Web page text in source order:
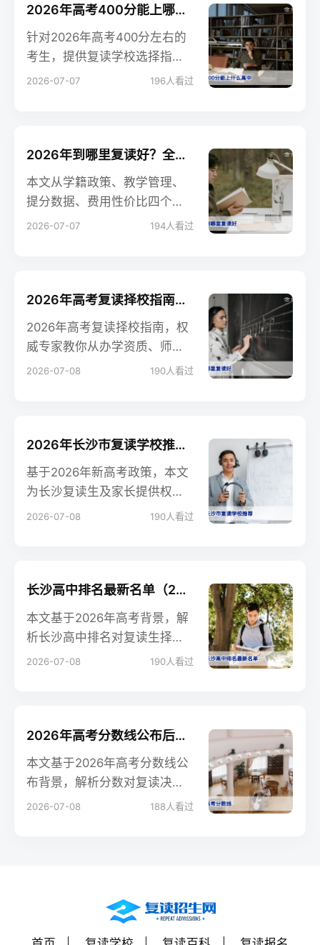
2026年高考400分能上哪些复读学校？低分复读择校与逆袭方案
针对2026年高考400分左右的
考生，提供复读学校选择指
南，包含不同层次复读学校的
2026-07-07 196人看过
2026年到哪里复读好？全国复读择校核心标准与避坑指南
本文从学籍政策、教学管理、
提分数据、费用性价比四个维
度，帮助2026届复读生及家长
2026-07-07 194人看过
2026年高考复读择校指南：哪里复读好？专家建议与避坑清单
2026年高考复读择校指南，权
威专家教你从办学资质、师资
力量、提分数据、管理模式四
2026-07-08 190人看过
2026年长沙市复读学校推荐：科学择校指南与提分策略
基于2026年新高考政策，本文
为长沙复读生及家长提供权威
的复读学校推荐标准，涵盖教
决策。
2026-07-08 190人看过
长沙高中排名最新名单（2026年参考版）——复读生择校必看的关键指标
本文基于2026年高考背景，解
析长沙高中排名对复读生择校
的核心参考价值，对比公办与
2026-07-08 190人看过
2026年高考分数线公布后复读决策指南：提分策略与择校避坑
本文基于2026年高考分数线公
布背景，解析分数对复读决策
的影响，提供科学提分目标设
2026-07-08 188 人看过